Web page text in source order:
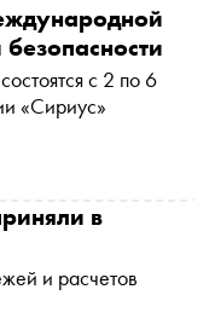
с 2 по 6
«Сириус»
в
и расчетов